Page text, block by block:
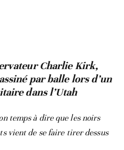
Charlie Kirk,
par balle lors d’un
dans l’Utah
temps à dire que les noirs
vient de se faire tirer dessus